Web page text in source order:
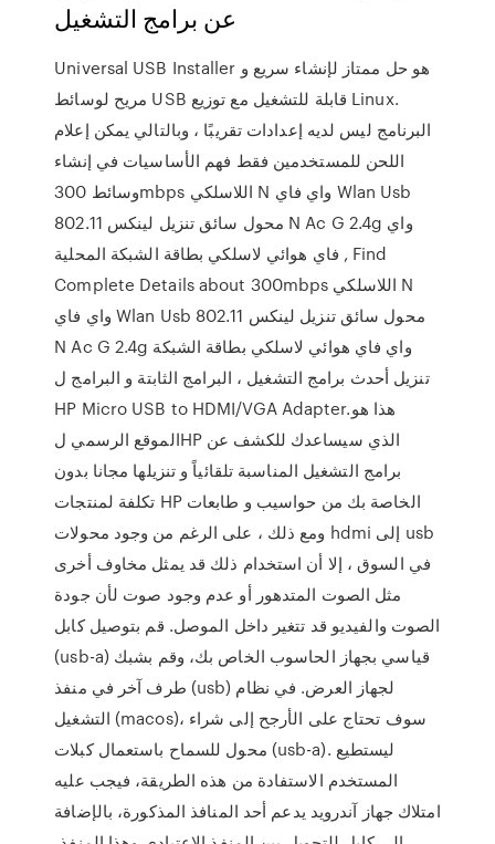
Universal USB Installer هو حل ممتاز لإنشاء سريع و
مريح لوسائط USB قابلة للتشغيل مع توزيع Linux.
البرنامج ليس لديه إعدادات تقريبًا ، وبالتالي يمكن إعلام
اللحن للمستخدمين فقط فهم الأساسيات في إنشاء
وسائط 300mbps اللاسلكي N واي فاي Wlan Usb
محول سائق تنزيل لينكس 802.11 N Ac G 2.4g واي
فاي هوائي لاسلكي بطاقة الشبكة المحلية , Find
Complete Details about 300mbps اللاسلكي N
واي فاي Wlan Usb محول سائق تنزيل لينكس 802.11
N Ac G 2.4g واي فاي هوائي لاسلكي بطاقة الشبكة
تنزيل أحدث برامج التشغيل ، البرامج الثابتة و البرامج ل
HP Micro USB to HDMI/VGA Adapter.هذا هو
الموقع الرسمي لHP الذي سيساعدك للكشف عن
برامج التشغيل المناسبة تلقائياً و تنزيلها مجانا بدون
تكلفة لمنتجات HP الخاصة بك من حواسيب و طابعات
ومع ذلك ، على الرغم من وجود محولات hdmi إلى usb
في السوق ، إلا أن استخدام ذلك قد يمثل مخاوف أخرى
مثل الصوت المتدهور أو عدم وجود صوت لأن جودة
الصوت والفيديو قد تتغير داخل الموصل. قم بتوصيل كابل
(usb-a) قياسي بجهاز الحاسوب الخاص بك، وقم بشبك
طرف آخر في منفذ (usb) لجهاز العرض. في نظام
التشغيل (macos)، سوف تحتاج على الأرجح إلى شراء
محول للسماح باستعمال كبلات (usb-a). ليستطيع
المستخدم الاستفادة من هذه الطريقة، فيجب عليه
امتلاك جهاز آندرويد يدعم أحد المنافذ المذكورة، بالإضافة